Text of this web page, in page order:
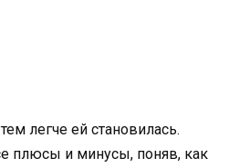
легче ей становилась.
плюсы и минусы, поняв, как